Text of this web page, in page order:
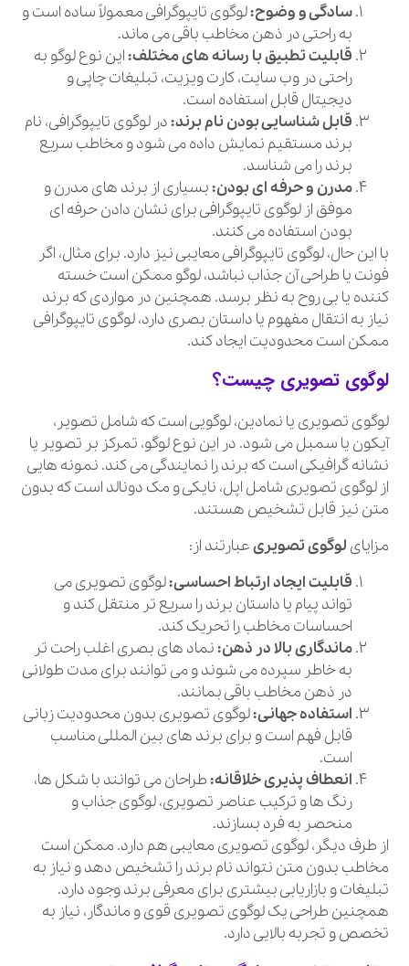
سادگی و وضوح:لوگوی تایپوگرافی معمولاً ساده است و
به راحتی در ذهن مخاطب باقی می ماند.
قابلیت تطبیق با رسانه های مختلف:این نوع لوگو به
راحتی در وب سایت، کارت ویزیت، تبلیغات چاپی و
دیجیتال قابل استفاده است.
قابل شناسایی بودن نام برند:در لوگوی تایپوگرافی، نام
برند مستقیم نمایش داده می شود و مخاطب سریع
برند را می شناسد.
مدرن و حرفه ای بودن:بسیاری از برند های مدرن و
موفق از لوگوی تایپوگرافی برای نشان دادن حرفه ای
بودن استفاده می کنند.
با این حال، لوگوی تایپوگرافی معایبی نیز دارد. برای مثال، اگر
فونت یا طراحی آن جذاب نباشد، لوگو ممکن است خسته
کننده یا بی روح به نظر برسد. همچنین در مواردی که برند
نیاز به انتقال مفهوم یا داستان بصری دارد، لوگوی تایپوگرافی
ممکن است محدودیت ایجاد کند.
لوگوی تصویری چیست؟
لوگوی تصویری یا نمادین، لوگویی است که شامل تصویر،
آیکون یا سمبل می شود. در این نوع لوگو، تمرکز بر تصویر یا
نشانه گرافیکی است که برند را نمایندگی می کند. نمونه هایی
از لوگوی تصویری شامل اپل، نایکی و مک دونالد است که بدون
متن نیز قابل تشخیص هستند.
مزایای لوگوی تصویریعبارتند از:
قابلیت ایجاد ارتباط احساسی:لوگوی تصویری می
تواند پیام یا داستان برند را سریع تر منتقل کند و
احساسات مخاطب را تحریک کند.
ماندگاری بالا در ذهن:نماد های بصری اغلب راحت تر
به خاطر سپرده می شوند و می توانند برای مدت طولانی
در ذهن مخاطب باقی بمانند.
استفاده جهانی:لوگوی تصویری بدون محدودیت زبانی
قابل فهم است و برای برند های بین المللی مناسب
است.
انعطاف پذیری خلاقانه:طراحان می توانند با شکل ها،
رنگ ها و ترکیب عناصر تصویری، لوگوی جذاب و
منحصر به فرد بسازند.
از طرف دیگر، لوگوی تصویری معایبی هم دارد. ممکن است
مخاطب بدون متن نتواند نام برند را تشخیص دهد و نیاز به
تبلیغات و بازاریابی بیشتری برای معرفی برند وجود دارد.
همچنین طراحی یک لوگوی تصویری قوی و ماندگار، نیاز به
تخصص و تجربه بالایی دارد.